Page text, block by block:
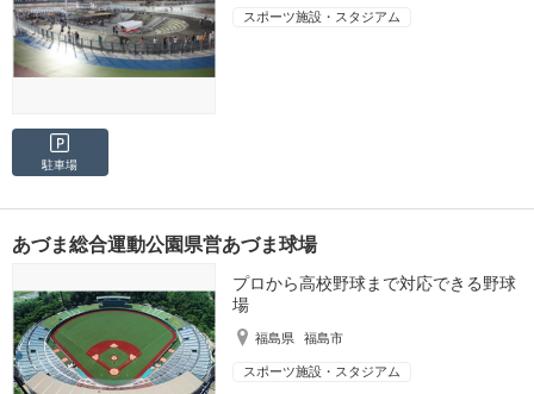
スポーツ施設・スタジアム
駐車場
あづま総合運動公園県営あづま球場
プロから高校野球まで対応できる野球
場
福島県 福島市
スポーツ施設・スタジアム